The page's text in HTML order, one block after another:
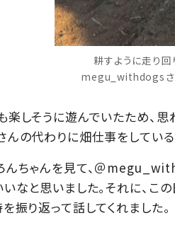
耕すように走り回
megu_withdogsさ
しそうに遊んでいたため、
んの代わりに畑仕事をしている
んちゃんを見て、＠
なと思いました。それに、こ
振り返って話してくれました。